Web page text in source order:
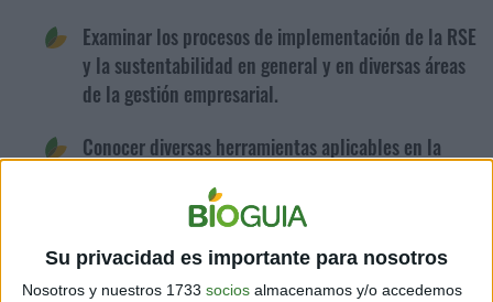
Su privacidad es importante para nosotros
Nosotros y nuestros 1733 socios almacenamos y/o accedemos
Examinar los procesos de implementación de la RSE
y la sustentabilidad en general y en diversas áreas
de la gestión empresarial.
Conocer diversas herramientas aplicables en la
METODOLOGÍA